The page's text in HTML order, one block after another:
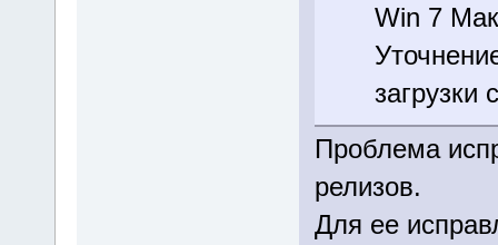
Win 7
загрузки
Проблема
релизов.
Для ее